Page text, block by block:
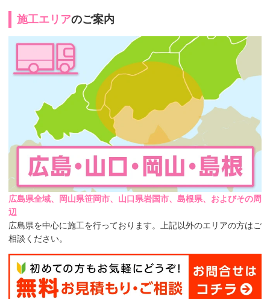
施工エリアのご案内
広島県全域、岡山県笹岡市、山口県岩国市、島根県、およびその周
辺
広島県を中心に施工を行っております。上記以外のエリアの方はご
相談ください。